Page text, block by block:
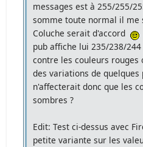
messages est à 255/255/
somme toute normal il me
Coluche serait d'accord
pub affiche lui 235/238/
contre les couleurs rouges
des variations de
n'affecterait donc que les
sombres ?
Edit: Test ci-dessus avec
petite variante sur les